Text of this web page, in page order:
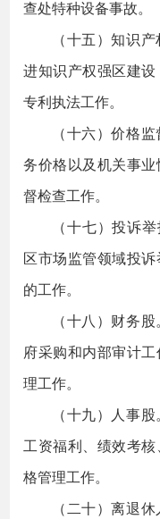
查处特种设备事故。
（十五）知识
进知识产权强区建设
专利执法工作。
（十六）价格
务价格以及机关事
督检查工作。
（十七）投诉
区市场监管领域投
的工作。
（十八）财务
府采购和内部审计
理工作。
（十九）人事
工资福利、绩效考
格管理工作。
（二十）离退